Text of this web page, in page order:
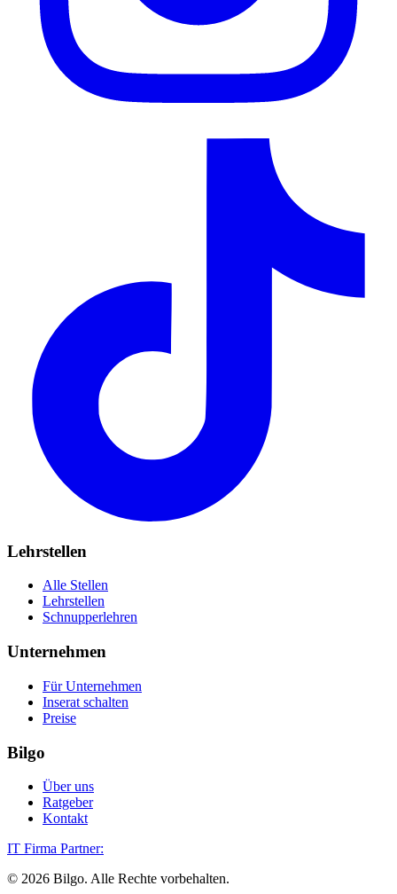
Lehrstellen
Alle Stellen
Lehrstellen
Schnupperlehren
Unternehmen
Für Unternehmen
Inserat schalten
Preise
Bilgo
Über uns
Ratgeber
Kontakt
IT Firma Partner:
© 2026 Bilgo. Alle Rechte vorbehalten.